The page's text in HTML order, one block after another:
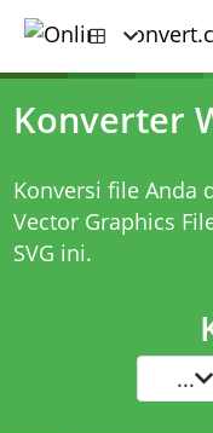
Konverter
Konversi file Anda
Vector Graphics
SVG ini.
...